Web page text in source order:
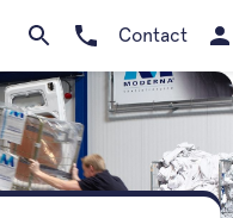
Contact